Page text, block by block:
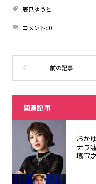
辰巳ゆうと
コメント: 0
関連記事
おか
ナラ
塙宣